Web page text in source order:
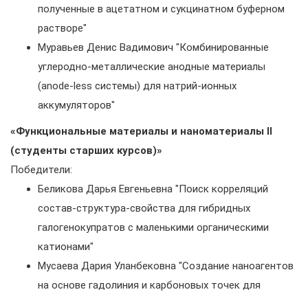
полученные в ацетатном и сукцинатном буферном
растворе"
Муравьев Денис Вадимович "Комбинированные
углеродно-металлические анодные материалы
(anode-less системы) для натрий-ионных
аккумуляторов"
«Функциональные материалы и наноматериалы II
(студенты старших курсов)»
Победители:
Беликова Дарья Евгеньевна "Поиск корреляций
состав-структура-свойства для гибридных
галогенокупратов с маленькими органическими
катионами"
Мусаева Дария Уланбековна "Создание наноагентов
на основе гадолиния и карбоновых точек для